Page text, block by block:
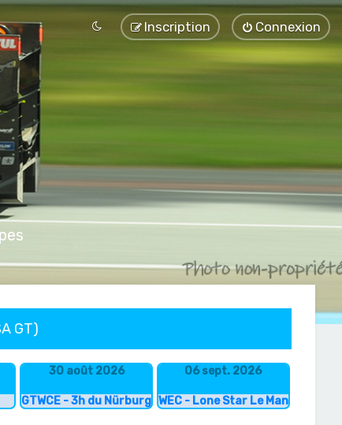
Connexion
Inscription
GT)
30 août 2026
GTWCE - 3h du Nürburgring
06 sept. 2026
WEC - Lone Star Le Mans